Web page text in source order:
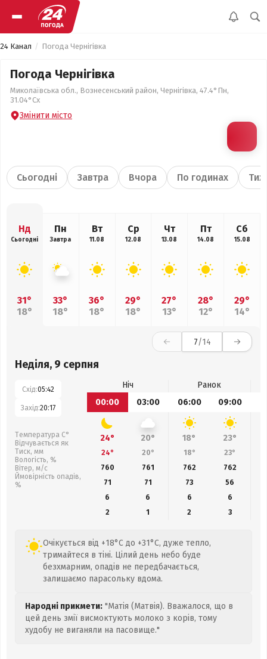
24 Канал Погода Чернігівка
Погода Чернігівка
Миколаївська обл., Вознесенський район, Чернігівка, 47.4°Пн,
31.04°Сх
Змінити місто
Сьогодні Завтра Вчора По годинах
Нд
Сьогодні
31°
18°
Пн
Завтра
33°
18°
Вт
11.08
36°
18°
Ср
12.08
29°
18°
Чт
13.08
27°
13°
Пт
14.08
28°
12°
Сб
15.08
29°
14°
7/14
Неділя, 9 серпня
Схід:05:42
Захід:20:17
Температура С°
Відчувається як
Тиск, мм
Вологість, %
Вітер, м/с
Ймовірність опадів,
%
Ніч
Ранок
00:00
03:00 06:00 09:00
24° 20° 18° 23°
24° 20° 18° 23°
760
761 762 762
71
71 73 56
6
6 6
6
2
1 2 3
Очікується від +18°C до +31°C, дуже тепло,
тримайтеся в тіні. Цілий день небо буде
безхмарним, опадів не передбачається,
залишаємо парасольку вдома.
Народні прикмети: "Матія (Матвія). Вважалося, що в
цей день змії висмоктують молоко з корів, тому
худобу не виганяли на пасовище."